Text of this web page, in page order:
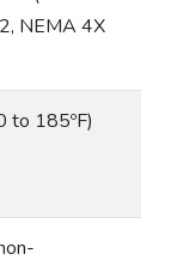
NEMA 4X
to 185ºF)